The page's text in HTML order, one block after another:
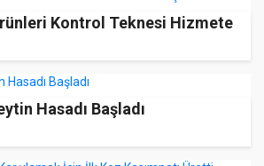
Kontrol Teknesi Hizmete
Hasadı Başladı